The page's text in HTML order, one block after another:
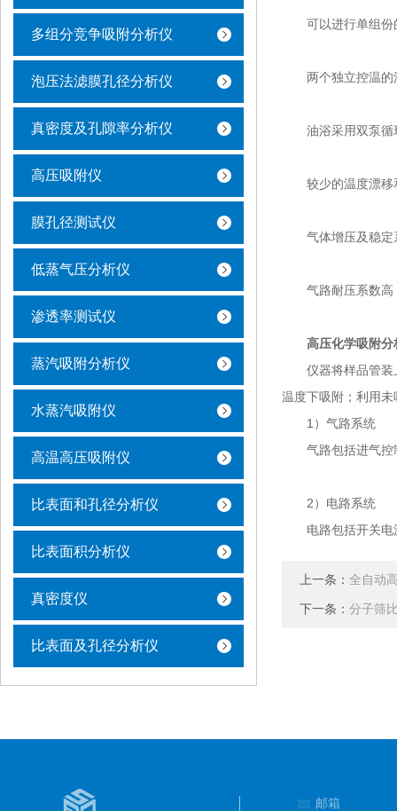
多组分竞争吸附分析仪
泡压法滤膜孔径分析仪
真密度及孔隙率分析仪
高压吸附仪
膜孔径测试仪
低蒸气压分析仪
渗透率测试仪
蒸汽吸附分析仪
水蒸汽吸附仪
高温高压吸附仪
比表面和孔径分析仪
比表面积分析仪
真密度仪
比表面及孔径分析仪
可以进行单组份
两个独立控温的
油浴采用双泵循
较少的温度漂移
气体增压及稳定
气路耐压系数高
高压化学吸附分
仪器将样品管装上
温度下吸附；利用
1）气路系统
气路包括进气控制
2）电路系统
电路包括开关电
上一条： 全自动
下一条： 分子筛
邮箱